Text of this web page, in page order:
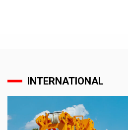
INTERNATIONAL